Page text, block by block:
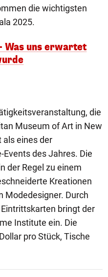
die wichtigsten
2025.
Was uns erwartet
die
Museum of Art in New
als eines der
des Jahres. Die
der Regel zu einem
Kreationen
Modedesigner. Durch
bringt der
Institute ein. Die
pro Stück, Tische